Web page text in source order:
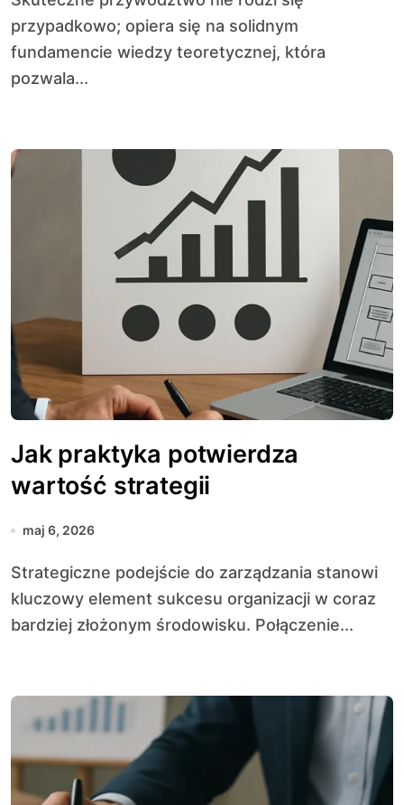
przypadkowo; opiera się na solidnym
fundamencie wiedzy teoretycznej, która
pozwala...
Jak praktyka potwierdza
wartość strategii
maj 6, 2026
Strategiczne podejście do zarządzania stanowi
kluczowy element sukcesu organizacji w coraz
bardziej złożonym środowisku. Połączenie...